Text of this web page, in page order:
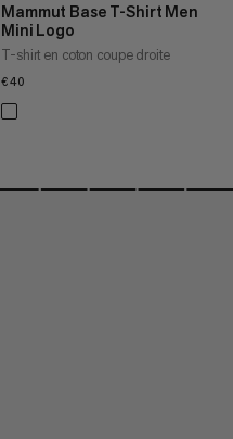
Mammut Base T-Shirt Men
Mini Logo
T-shirt en coton coupe droite
€40